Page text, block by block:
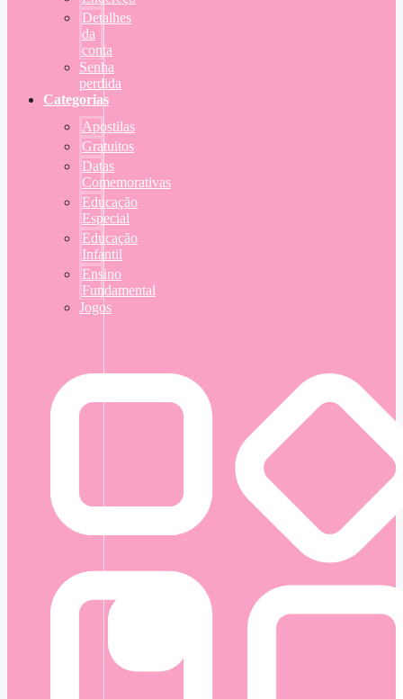
Detalhes
da
conta
Senha
perdida
Categorias
Apostilas
Gratuitos
Datas
Comemorativas
Educação
Especial
Educação
Infantil
Ensino
Fundamental
Jogos